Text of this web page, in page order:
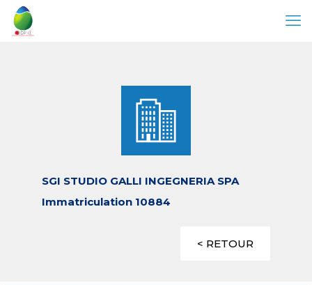
SGI STUDIO GALLI INGEGNERIA SPA
Immatriculation 10884
< RETOUR